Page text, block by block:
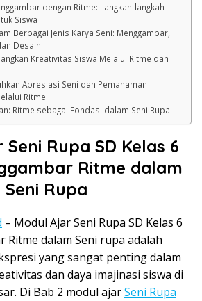
dengan Ritme: Langkah-langkah
Siswa
Berbagai Jenis Karya Seni: Menggambar,
Desain
Kreativitas Siswa Melalui Ritme dan
Apresiasi Seni dan Pemahaman
Ritme
Ritme sebagai Fondasi dalam Seni Rupa
Rupa SD Kelas 6
Ritme dalam
Seni Rupa
– Modul Ajar Seni Rupa SD Kelas 6
Ritme dalam Seni rupa adalah
yang sangat penting dalam
dan daya imajinasi siswa di
Di Bab 2 modul ajarSeni Rupa